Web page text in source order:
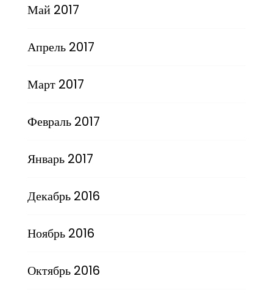
Май 2017
Апрель 2017
Март 2017
Февраль 2017
Январь 2017
Декабрь 2016
Ноябрь 2016
Октябрь 2016